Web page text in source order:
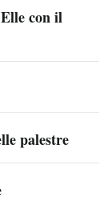
con il
palestre